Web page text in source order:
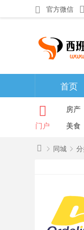
官方微信
首页
门户
房产
美食
同城